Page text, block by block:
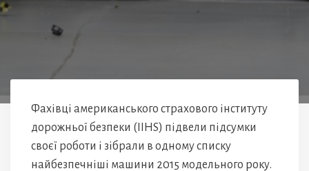
Фахівці американського страхового інституту
дорожньої безпеки (IIHS) підвели підсумки
своєї роботи і зібрали в одному списку
найбезпечніші машини 2015 модельного року.